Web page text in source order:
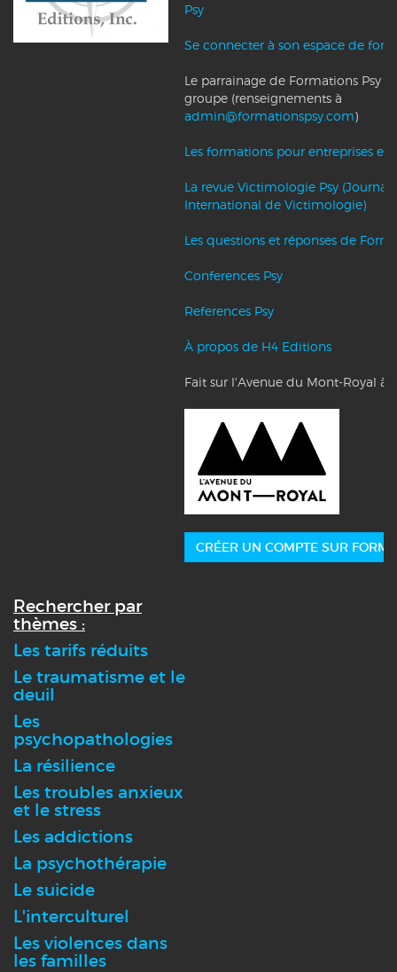
Psy
Se connecter à son espace de
Le parrainage de Formations Psy
groupe (renseignements à
admin@formationspsy.com)
Les formations pour entreprises et
La revue Victimologie Psy (Journal
International de Victimologie)
Les questions et réponses de
Conferences Psy
References Psy
À propos de H4 Editions
Fait sur l'Avenue du Mont-Royal à
CRÉER UN COMPTE SUR
Rechercher par
thèmes :
Les tarifs réduits
Le traumatisme et le
deuil
Les
psychopathologies
La résilience
Les troubles anxieux
et le stress
Les addictions
La psychothérapie
Le suicide
L'interculturel
Les violences dans
les familles